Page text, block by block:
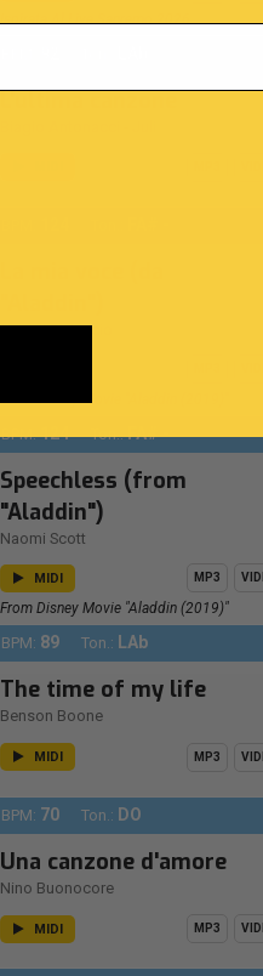
L'ultima canzone
Naomi Rivieccio
From Disney Movie "Aladdin (2019)"
BPM:124 Ton.:FA# -
Speechless (from
"Aladdin")
Naomi Scott
MIDI MP3
From Disney Movie "Aladdin (2019)"
BPM: 89 Ton.: LAb
The time of my life
Benson Boone
MIDI MP3
BPM: 70 Ton.: DO
Una canzone d'amore
Nino Buonocore
MIDI MP3